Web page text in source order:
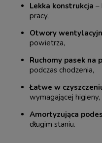
Lekka konstrukcja –
pracy,
Otwory
powietrza,
Ruchomy pasek na
podczas chodzenia,
Łatwe w
wymagającej higieny,
Amortyzująca
długim staniu.